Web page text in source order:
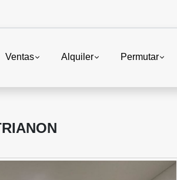
Ventas Alquiler Permutar